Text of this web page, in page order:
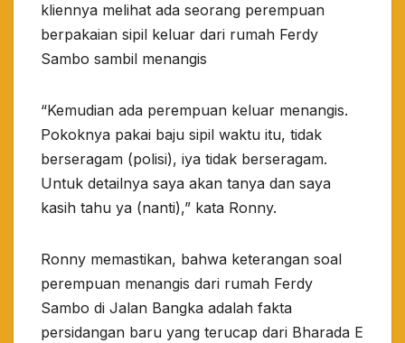
kliennya melihat ada seorang perempuan
berpakaian sipil keluar dari rumah Ferdy
Sambo sambil menangis
“Kemudian ada perempuan keluar menangis.
Pokoknya pakai baju sipil waktu itu, tidak
berseragam (polisi), iya tidak berseragam.
Untuk detailnya saya akan tanya dan saya
kasih tahu ya (nanti),” kata Ronny.
Ronny memastikan, bahwa keterangan soal
perempuan menangis dari rumah Ferdy
Sambo di Jalan Bangka adalah fakta
persidangan baru yang terucap dari Bharada E